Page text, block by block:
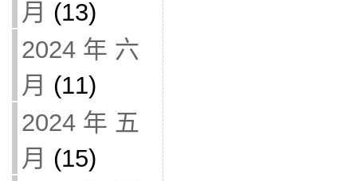
月 (13)
2024 年 六
月 (11)
2024 年 五
月 (15)